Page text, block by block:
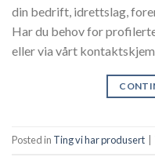
din bedrift, idrettslag,
Har du behov for
eller via vårt
Posted in Ting vi har produsert